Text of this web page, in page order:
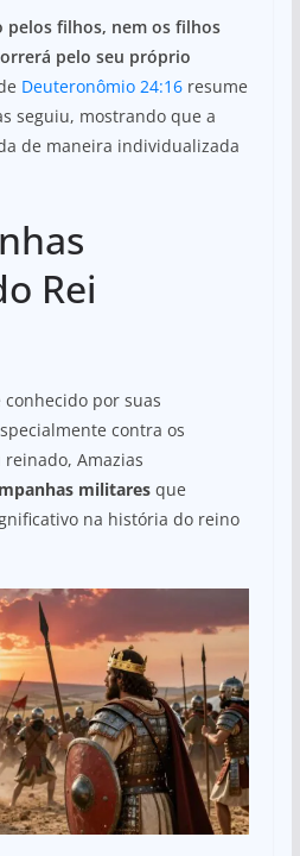
pelos filhos, nem os filhos
pelo seu próprio
Deuteronômio 24:16resume
seguiu, mostrando que a
de maneira individualizada
Rei
conhecido por suas
contra os
Amazias
militaresque
na história do reino